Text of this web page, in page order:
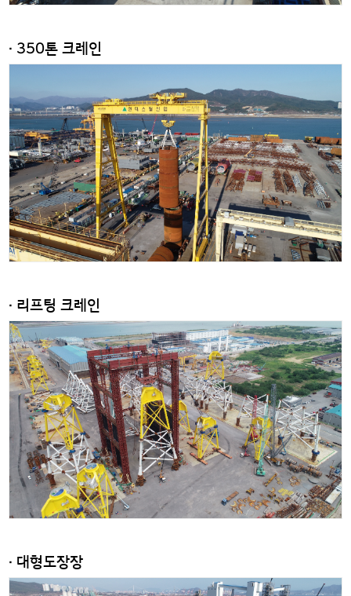
· 350톤 크레인
· 리프팅 크레인
· 대형도장장